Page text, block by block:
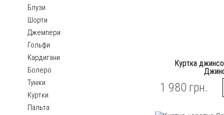
Блузи
Шорти
Джемпери
Гольфи
Кардигани
Болеро
Туніки
Куртки
Пальта
Куртка
1 980 грн.